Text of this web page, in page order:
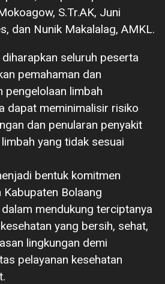
S.Tr.AK, Juni
dan Nunik Makalalag, AMKL.
seluruh peserta
pemahaman dan
pengelolaan limbah
dapat meminimalisir risiko
dan penularan penyakit
yang tidak sesuai
bentuk komitmen
Kabupaten Bolaang
mendukung terciptanya
yang bersih, sehat,
lingkungan demi
pelayanan kesehatan